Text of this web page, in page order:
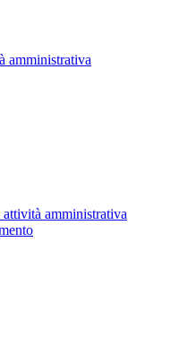
amministrativa
amministrativa